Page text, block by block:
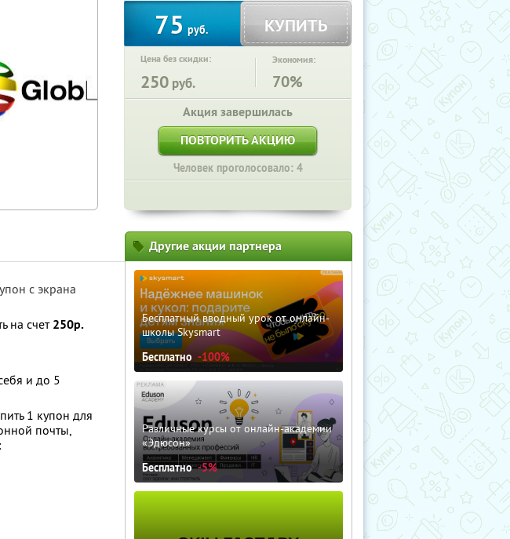
75 руб. КУПИТЬ
Цена без скидки:
250 руб.
Экономия:
70%
Акция завершилась
ПОВТОРИТЬ АКЦИЮ
Человек проголосовало: 4
с экрана
на счет 250р.
и до 5
1 купон для
почты,
Другие акции партнера
Бесплатный вводный урок от онлайн-
школы Skysmart
Бесплатно -100%
Различные курсы от онлайн-академии
«Эдюсон»
Бесплатно -5%